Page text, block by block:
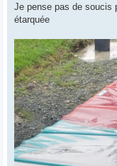
Je pense pas de soucis
étarquée